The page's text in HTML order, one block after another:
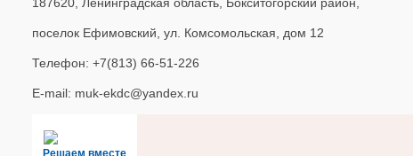
187620, Ленинградская область, Бокситогорский район,
поселок Ефимовский, ул. Комсомольская, дом 12
Телефон: +7(813) 66-51-226
E-mail: muk-ekdc@yandex.ru
Решаем вместе